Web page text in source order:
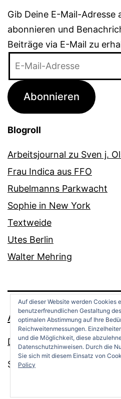
Gib Deine E-Mail-Adresse
abonnieren und
Beiträge via E-Mail zu
Adresse
Abonnieren
Blogroll
Arbeitsjournal zu Sven j.
Frau Indica aus FFO
Rubelmanns Parkwacht
Sophie in New York
Textweide
Utes Berlin
Walter Mehring
ANDREAS
Datenschutz
Stolz präsentiert von
Auf dieser Website werden Cookies
benutzerfreundlichen Gestaltung
optimalen Abstimmung auf Ihre
Reichweitenmessungen.
und die Möglichkeit, diese
Datenschutzhinweisen. Durch die
Sie sich mit diesem Einsatz von
Policy